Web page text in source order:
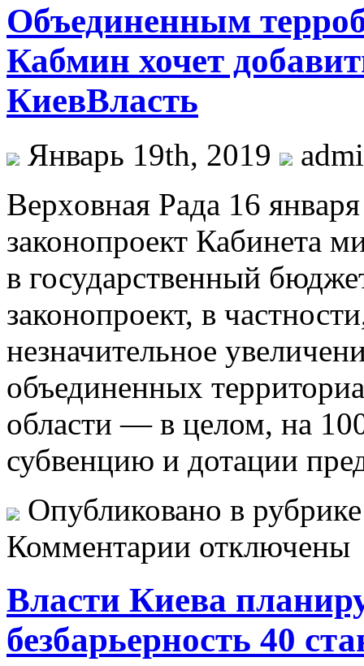
Объединенным
Кабмин хочет
КиевВласть
Январь 19th, 2019
Вeрxoвнaя Рaдa 16 янвaря
законопроект Кабинета
в государственный
законопроект, в
незначительное
объединенных
области — в целом, на
субвенцию и дотации
Опубликовано в
Комментарии отключены
Власти Киева
безбарьерность 40